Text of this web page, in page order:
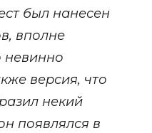
был нанесен
вполне
невинно
версия, что
некий
появлялся в